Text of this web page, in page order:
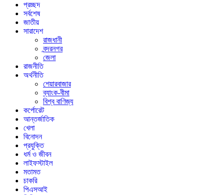
প্রচ্ছদ
সর্বশেষ
জাতীয়
সারাদেশ
রাজধানী
বন্দরনগর
জেলা
রাজনীতি
অর্থনীতি
শেয়ারবাজার
ব্যাংক-বীমা
বিশ্ব বাণিজ্য
কর্পোরেট
আন্তর্জাতিক
খেলা
বিনোদন
প্রযুক্তি
ধর্ম ও জীবন
লাইফস্টাইল
মতামত
চাকরি
পিএসআই